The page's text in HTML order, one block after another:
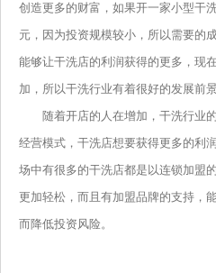
创造更多的财富，如果开一家小型干
元，因为投资规模较小，所以需要的
能够让干洗店的利润获得的更多，现
加，所以干洗行业有着很好的发展前景
随着开店的人在增加，干洗行业的
经营模式，干洗店想要获得更多的利
场中有很多的干洗店都是以连锁加盟
更加轻松，而且有加盟品牌的支持，
而降低投资风险。